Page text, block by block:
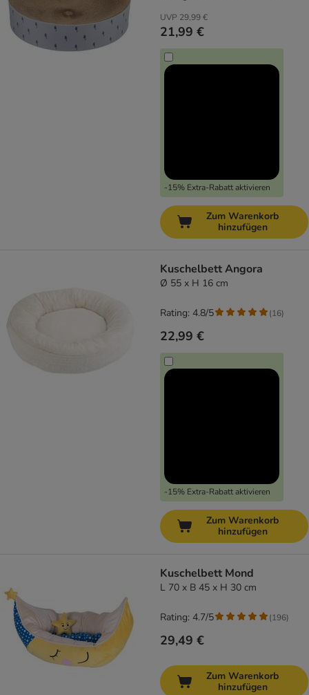
UVP 29,99 €
21,99 €
-15% Extra-Rabatt aktivieren
Zum Warenkorb
hinzufügen
Kuschelbett Angora
Ø 55 x H 16 cm
22,99 €
-15% Extra-Rabatt aktivieren
Rating: 4.8/5 (16)
Zum Warenkorb
hinzufügen
Kuschelbett Mond
L 70 x B 45 x H 30 cm
29,49 €
Rating: 4.7/5 (196)
Zum Warenkorb
hinzufügen